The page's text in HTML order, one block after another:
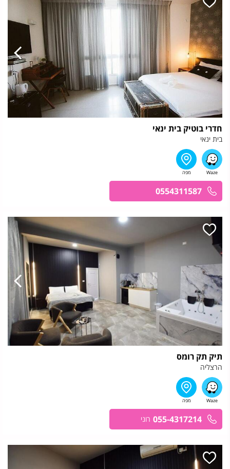
חדרי בוטיק בית ינאי
בית ינאי
0554311587
תיק תק רומס
הרצליה
055-4317214 רוני